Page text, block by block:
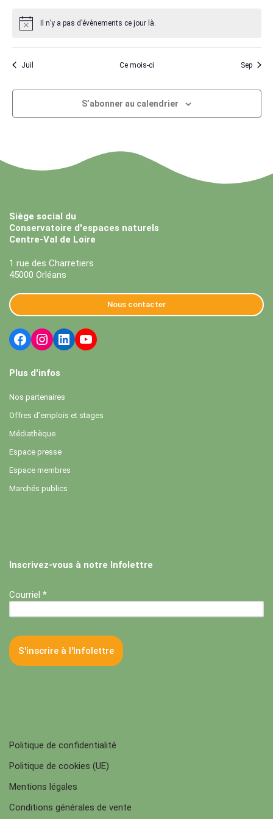
Il n’y a pas d’évènements ce jour là.
Juil Ce mois-ci Sep
S’abonner au calendrier
Siège social du
Conservatoire d'espaces naturels
Centre-Val de Loire
1 rue des Charretiers
45000 Orléans
Nous contacter
Plus d'infos
Nos partenaires
Offres d’emplois et stages
Médiathèque
Espace presse
Espace membres
Marchés publics
Inscrivez-vous à notre Infolettre
Courriel *
Politique de confidentialité
Politique de cookies (UE)
Mentions légales
Conditions générales de vente